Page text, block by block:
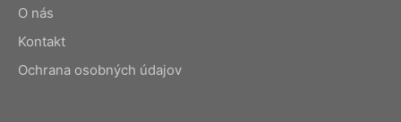
O nás
Kontakt
Ochrana osobných údajov